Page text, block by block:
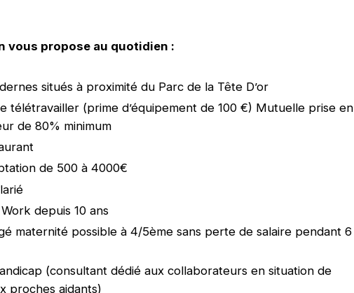
vous propose au quotidien :
situés à proximité du Parc de la Tête D’or
télétravailler (prime d’équipement de 100 €) Mutuelle prise en
de 80% minimum
de 500 à 4000€
depuis 10 ans
maternité possible à 4/5ème sans perte de salaire pendant 6
(consultant dédié aux collaborateurs en situation de
proches aidants)